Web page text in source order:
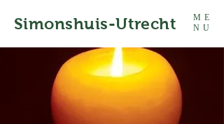
ME
NU
Simonshuis-Utrecht